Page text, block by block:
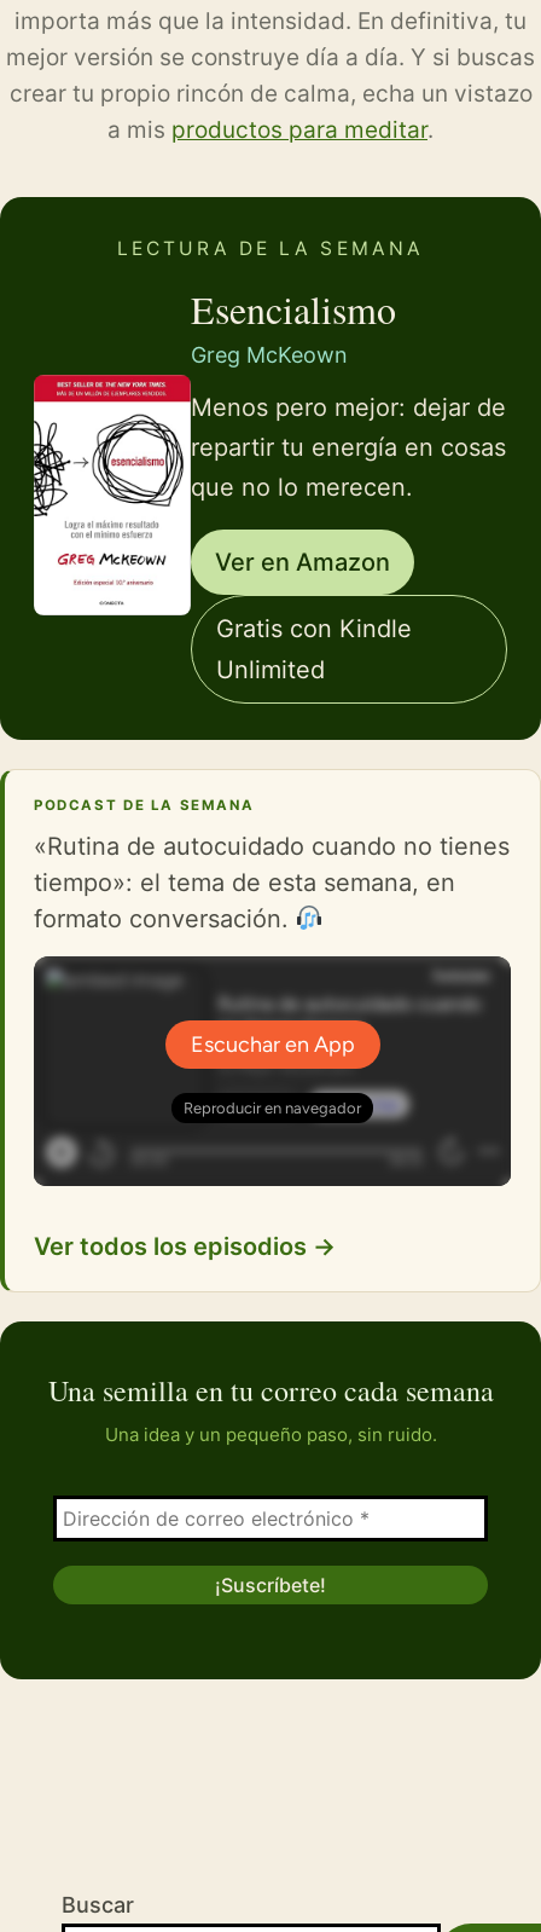
importa más que la intensidad. En definitiva, tu
mejor versión se construye día a día. Y si buscas
crear tu propio rincón de calma, echa un vistazo
a mis productos para meditar.
LECTURA DE LA SEMANA
Esencialismo
Greg McKeown
Menos pero mejor: dejar de
repartir tu energía en cosas
que no lo merecen.
Ver en Amazon
Gratis con Kindle
Unlimited
PODCAST DE LA SEMANA
«Rutina de autocuidado cuando no tienes
tiempo»: el tema de esta semana, en
formato conversación.
Ver todos los episodios →
Una semilla en tu correo cada semana
Una idea y un pequeño paso, sin ruido.
Buscar